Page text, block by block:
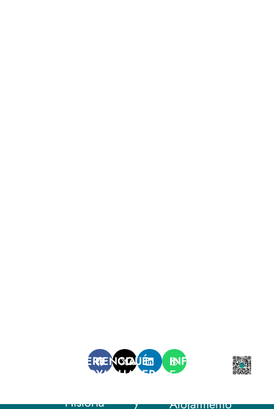
EXPERIENCIA
CAROYA
Historia
QUÉ
HACER
y
INFORMACIÓN
Establecimientos
Alojamiento